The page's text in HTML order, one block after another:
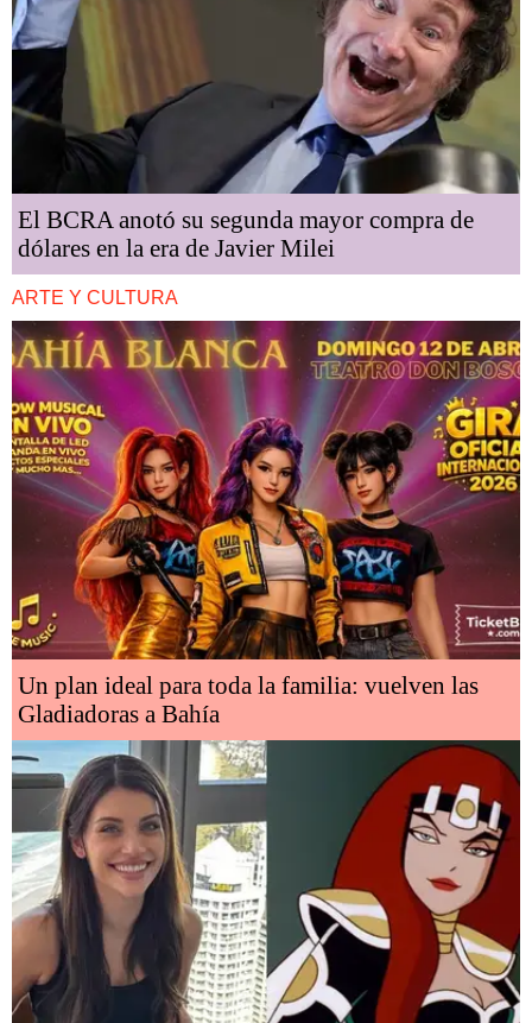
El BCRA anotó su segunda mayor compra de
dólares en la era de Javier Milei
ARTE Y CULTURA
Un plan ideal para toda la familia: vuelven las
Gladiadoras a Bahía